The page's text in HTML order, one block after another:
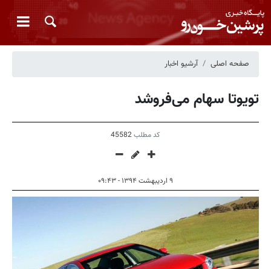
صفحه اصلی آرشیو اخبار
تویوتا سهام می‌فروشد
کد مطلب45582
۹ اردیبهشت ۱۳۹۴ - ۰۹:۴۳